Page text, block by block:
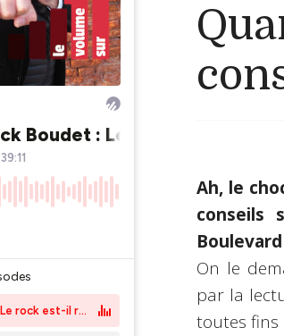
Ah, le
conseils
On le
par la
toutes fins